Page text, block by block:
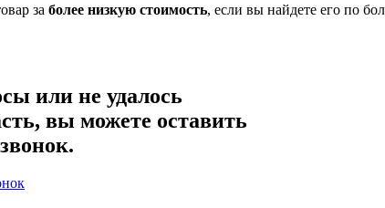
за более низкую стоимость, если вы найдете его по
или не удалось
вы можете оставить